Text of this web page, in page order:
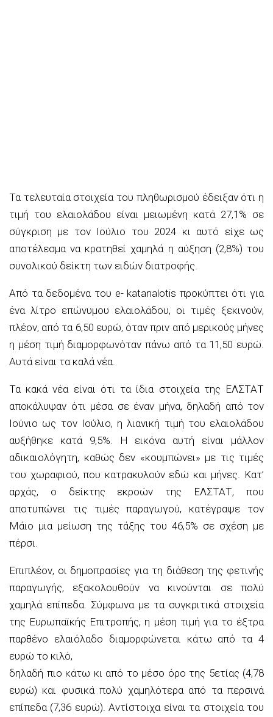
Τα τελευταία στοιχεία του πληθωρισμού έδειξαν ότι η
τιμή του ελαιολάδου είναι μειωμένη κατά 27,1% σε
σύγκριση με τον Ιούλιο του 2024 κι αυτό είχε ως
αποτέλεσμα να κρατηθεί χαμηλά η αύξηση (2,8%) του
συνολικού δείκτη των ειδών διατροφής.
Από τα δεδομένα του e- katanalotis προκύπτει ότι για
ένα λίτρο επώνυμου ελαιολάδου, οι τιμές ξεκινούν,
πλέον, από τα 6,50 ευρώ, όταν πριν από μερικούς μήνες
η μέση τιμή διαμορφωνόταν πάνω από τα 11,50 ευρώ.
Αυτά είναι τα καλά νέα.
Τα κακά νέα είναι ότι τα ίδια στοιχεία της ΕΛΣΤΑΤ
αποκάλυψαν ότι μέσα σε έναν μήνα, δηλαδή από τον
Ιούνιο ως τον Ιούλιο, η λιανική τιμή του ελαιολάδου
αυξήθηκε κατά 9,5%. Η εικόνα αυτή είναι μάλλον
αδικαιολόγητη, καθώς δεν «κουμπώνει» με τις τιμές
του χωραφιού, που κατρακυλούν εδώ και μήνες. Κατ’
αρχάς, ο δείκτης εκροών της ΕΛΣΤΑΤ, που
αποτυπώνει τις τιμές παραγωγού, κατέγραψε τον
Μάιο μια μείωση της τάξης του 46,5% σε σχέση με
πέρσι.
Επιπλέον, οι δημοπρασίες για τη διάθεση της φετινής
παραγωγής, εξακολουθούν να κινούνται σε πολύ
χαμηλά επίπεδα. Σύμφωνα με τα συγκριτικά στοιχεία
της Ευρωπαϊκής Επιτροπής, η μέση τιμή για το έξτρα
παρθένο ελαιόλαδο διαμορφώνεται κάτω από τα 4
ευρώ το κιλό,
δηλαδή πιο κάτω κι από το μέσο όρο της 5ετίας (4,78
ευρώ) και φυσικά πολύ χαμηλότερα από τα περσινά
επίπεδα (7,36 ευρώ). Αντίστοιχα είναι τα στοιχεία του